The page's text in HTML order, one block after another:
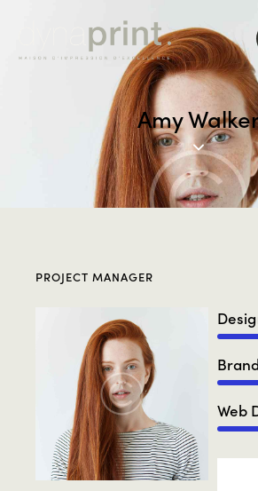
Amy
PROJECT MANAGER
Web